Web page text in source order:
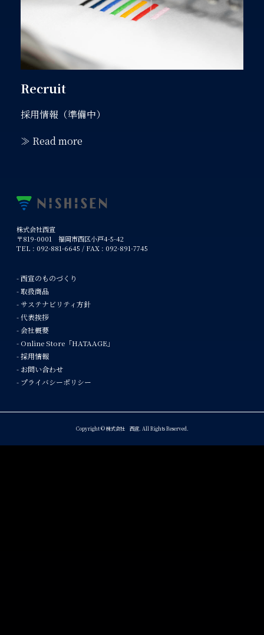
Recruit
採用情報（準備中）
≫ Read more
株式会社西宣
〒819-0001 福岡市西区小戸4-5-42
TEL : 092-881-6645 / FAX : 092-891-7745
- 西宣のものづくり
- 取扱商品
- サステナビリティ方針
- 代表挨拶
- 会社概要
- Online Store「HATAAGE」
- 採用情報
- お問い合わせ
- プライバシーポリシー
Copyright © 株式会社 西宣. All Rights Reserved.